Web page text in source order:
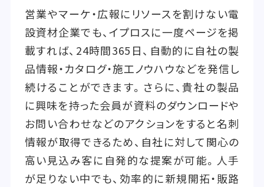
営業やマーケ・広報にリソースを割けない電
設資材企業でも、イプロスに一度ページを掲
載すれば、24時間365日、自動的に自社の製
品情報・カタログ・施工ノウハウなどを発信し
続けることができます。さらに、貴社の製品
に興味を持った会員が資料のダウンロードや
お問い合わせなどのアクションをすると名刺
情報が取得できるため、自社に対して関心の
高い見込み客に自発的な提案が可能。人手
が足りない中でも、効率的に新規開拓・販路